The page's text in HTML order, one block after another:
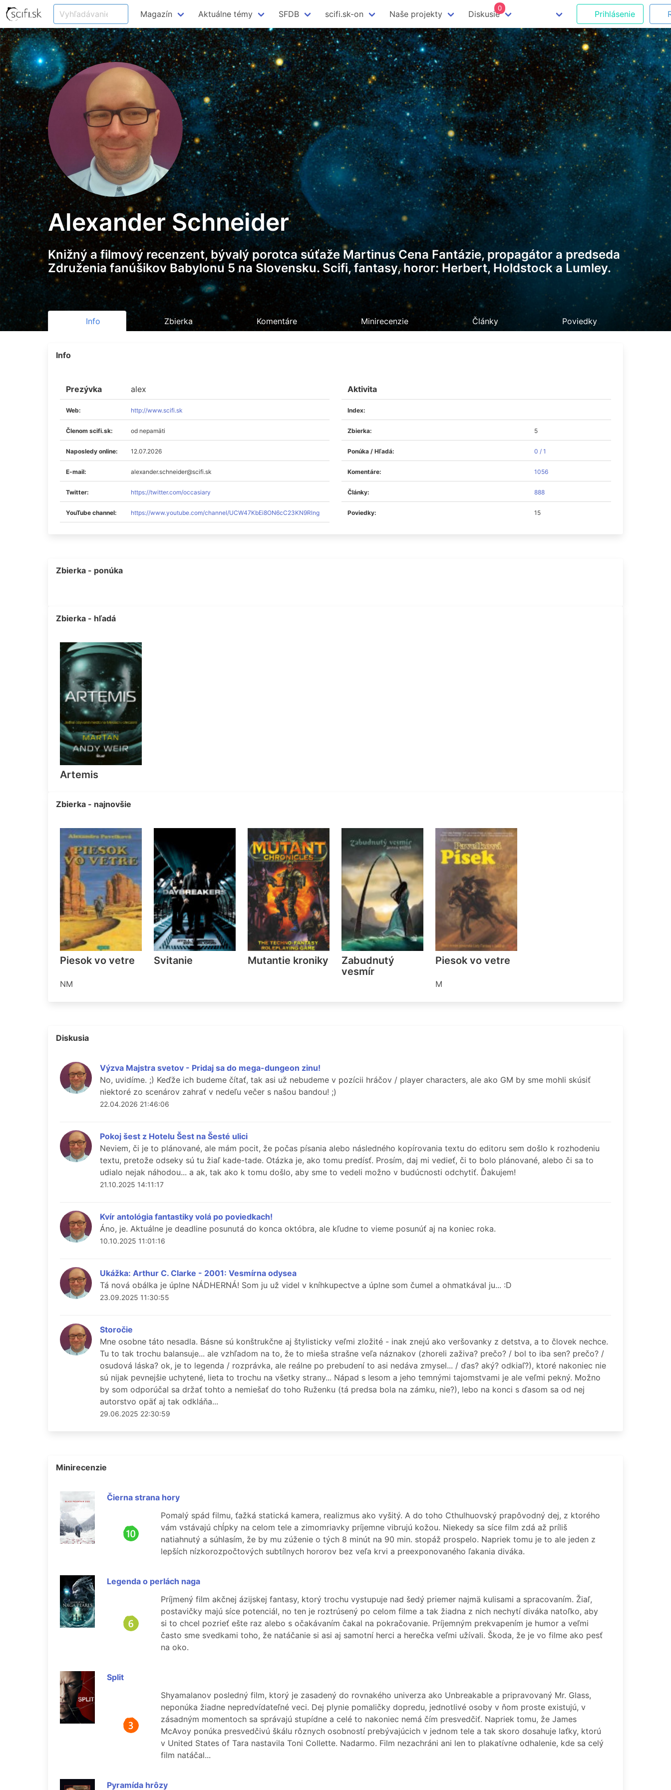
Magazín Aktuálne témy SFDB scifi.sk-on Naše projekty Diskusie
0
Prihlásenie
Alexander Schneider
Knižný a filmový recenzent, bývalý porotca súťaže Martinus Cena Fantázie, propagátor a predseda
Združenia fanúšikov Babylonu 5 na Slovensku. Scifi, fantasy, horor: Herbert, Holdstock a Lumley.
Info Zbierka Komentáre Minirecenzie Články Poviedky
Info
Prezývka alex
Web: http://www.scifi.sk
Členom scifi.sk: od nepamäti
Naposledy online: 12.07.2026
E-mail: alexander.schneider@scifi.sk
Twitter: https://twitter.com/occasiary
YouTube channel: https://www.youtube.com/channel/UCW47KbEi8ON6cC23KN9Rlng
Aktivita
Index:
Zbierka: 5
Ponúka / Hľadá: 0 / 1
Komentáre: 1056
Články: 888
Poviedky: 15
Zbierka - ponúka
Zbierka - hľadá
Artemis
Zbierka - najnovšie
Piesok vo vetre
NM
Svitanie Mutantie kroniky
Zabudnutý
vesmír
Piesok vo vetre
M
Diskusia
Výzva Majstra svetov - Pridaj sa do mega-dungeon zinu!
No, uvidíme. ;) Keďže ich budeme čítať, tak asi už nebudeme v pozícii hráčov / player characters, ale ako GM by sme mohli skúsiť
niektoré zo scenárov zahrať v nedeľu večer s našou bandou! ;)
22.04.2026 21:46:06
Pokoj šest z Hotelu Šest na Šesté ulici
Neviem, či je to plánované, ale mám pocit, že počas písania alebo následného kopírovania textu do editoru sem došlo k rozhodeniu
textu, pretože odseky sú tu žiaľ kade-tade. Otázka je, ako tomu predísť. Prosím, daj mi vedieť, či to bolo plánované, alebo či sa to
udialo nejak náhodou... a ak, tak ako k tomu došlo, aby sme to vedeli možno v budúcnosti odchytiť. Ďakujem!
21.10.2025 14:11:17
Kvír antológia fantastiky volá po poviedkach!
Áno, je. Aktuálne je deadline posunutá do konca októbra, ale kľudne to vieme posunúť aj na koniec roka.
10.10.2025 11:01:16
Ukážka: Arthur C. Clarke - 2001: Vesmírna odysea
Tá nová obálka je úplne NÁDHERNÁ! Som ju už videl v kníhkupectve a úplne som čumel a ohmatkával ju... :D
23.09.2025 11:30:55
Storočie
Mne osobne táto nesadla. Básne sú konštrukčne aj štylisticky veľmi zložité - inak znejú ako veršovanky z detstva, a to človek nechce.
Tu to tak trochu balansuje... ale vzhľadom na to, že to mieša strašne veľa náznakov (zhoreli zaživa? prečo? / bol to iba sen? prečo? /
osudová láska? ok, je to legenda / rozprávka, ale reálne po prebudení to asi nedáva zmysel... / ďas? aký? odkiaľ?), ktoré nakoniec nie
sú nijak pevnejšie uchytené, lieta to trochu na všetky strany... Nápad s lesom a jeho temnými tajomstvami je ale veľmi pekný. Možno
by som odporúčal sa držať tohto a nemiešať do toho Ruženku (tá predsa bola na zámku, nie?), lebo na konci s ďasom sa od nej
autorstvo opäť aj tak odkláňa...
29.06.2025 22:30:59
Minirecenzie
Čierna strana hory
Pomalý spád filmu, ťažká statická kamera, realizmus ako vyšitý. A do toho Cthulhuovský prapôvodný dej, z ktorého
vám vstávajú chĺpky na celom tele a zimomriavky príjemne vibrujú kožou. Niekedy sa síce film zdá až príliš
natiahnutý a súhlasím, že by mu zúženie o tých 8 minút na 90 min. stopáž prospelo. Napriek tomu je to ale jeden z
lepších nízkorozpočtových subtílnych hororov bez veľa krvi a preexponovaného ľakania diváka.
Legenda o perlách naga
Príjmený film akčnej ázijskej fantasy, ktorý trochu vystupuje nad šedý priemer najmä kulisami a spracovaním. Žiaľ,
postavičky majú síce potenciál, no ten je roztrúsený po celom filme a tak žiadna z nich nechytí diváka natoľko, aby
si to chcel pozrieť ešte raz alebo s očakávaním čakal na pokračovanie. Príjemným prekvapením je humor a veľmi
často sme svedkami toho, že natáčanie si asi aj samotní herci a herečka veľmi užívali. Škoda, že je vo filme ako pesť
na oko.
Split
Shyamalanov posledný film, ktorý je zasadený do rovnakého univerza ako Unbreakable a pripravovaný Mr. Glass,
neponúka žiadne nepredvídateľné veci. Dej plynie pomaličky dopredu, jednotlivé osoby v ňom proste existujú, v
zásadným momentoch sa správajú stupídne a celé to nakoniec nemá čím presvedčiť. Napriek tomu, že James
McAvoy ponúka presvedčivú škálu rôznych osobností prebývajúcich v jednom tele a tak skoro dosahuje laťky, ktorú
v United States of Tara nastavila Toni Collette. Nadarmo. Film nezachráni ani len to plakatívne odhalenie, kde sa celý
film natáčal...
Pyramída hrôzy